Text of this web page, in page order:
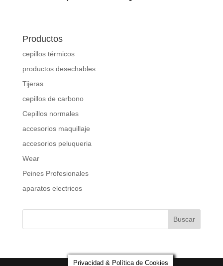
Productos
cepillos térmicos
productos desechables
Tijeras
cepillos de carbono
Cepillos normales
accesorios maquillaje
accesorios peluqueria
Wear
Peines Profesionales
aparatos electricos
Privacidad & Política de Cookies